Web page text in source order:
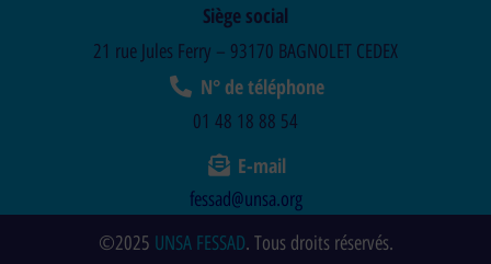
Siège social
21 rue Jules Ferry – 93170 BAGNOLET CEDEX
N° de téléphone
01 48 18 88 54
E-mail
fessad@unsa.org
©2025 UNSA FESSAD. Tous droits réservés.